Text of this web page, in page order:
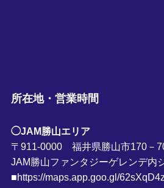
所在地・営業時間
◯JAM勝山エリア
〒911-0000 福井県勝山市170－
JAM勝山ファンタジーゲレンデ内
■https://maps.app.goo.gl/